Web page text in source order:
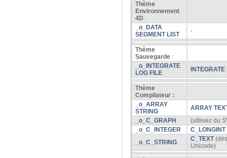
Thème
Environnement
4D :
_o_DATA
SEGMENT LIST
-
Thème
Sauvegarde :
_o_INTEGRATE
LOG FILE
Thème
Compilateur :
_o_ARRAY
STRING
ARRAY
_o_C_GRAPH
(utilisez du
_o_C_INTEGER
C_LONGINT
_o_C_STRING
C_TEXT
Unicode)